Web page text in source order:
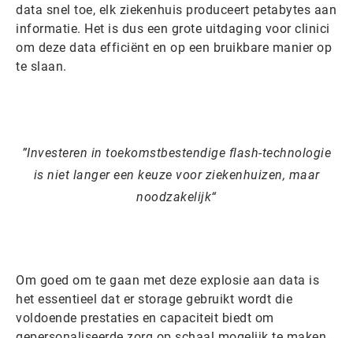
data snel toe, elk ziekenhuis produceert petabytes aan
informatie. Het is dus een grote uitdaging voor clinici
om deze data efficiënt en op een bruikbare manier op
te slaan.
Investeren in toekomstbestendige flash-technologie
is niet langer een keuze voor ziekenhuizen, maar
noodzakelijk
Om goed om te gaan met deze explosie aan data is
het essentieel dat er storage gebruikt wordt die
voldoende prestaties en capaciteit biedt om